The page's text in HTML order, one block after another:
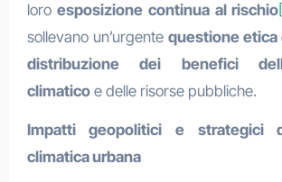
loroesposizione continua al rischio
sollevano un’urgente questione etica
distribuzione dei benefici
climaticoe delle risorse pubbliche.
Impatti geopolitici e strategici
climatica urbana